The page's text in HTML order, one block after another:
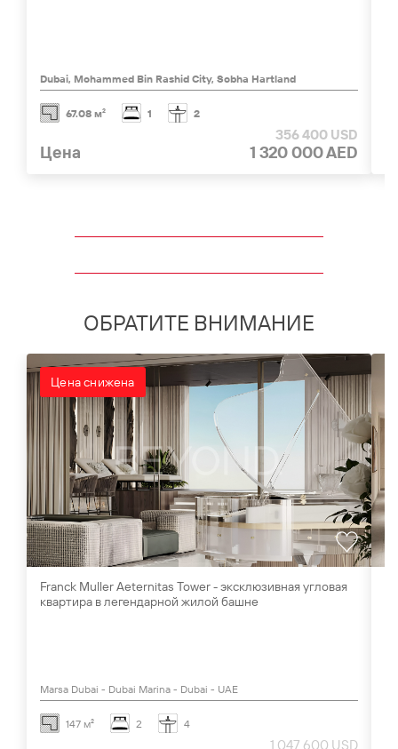
Dubai, Mohammed Bin Rashid City, Sobha Hartland
67.08 м² 1 2
Цена
356 400 USD
1 320 000 AED
ОБРАТИТЕ ВНИМАНИЕ
Цена снижена
Franck Muller Aeternitas Tower - эксклюзивная угловая
квартира в легендарной жилой башне
Marsa Dubai - Dubai Marina - Dubai - UAE
147 м² 2 4
1 047 600 USD